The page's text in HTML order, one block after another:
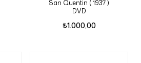
San Quentin ( 1937 )
DVD
₺1.000,00